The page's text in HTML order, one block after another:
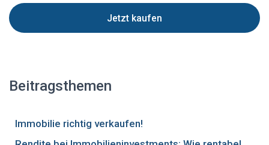
Jetzt kaufen
Beitragsthemen
Immobilie richtig verkaufen!